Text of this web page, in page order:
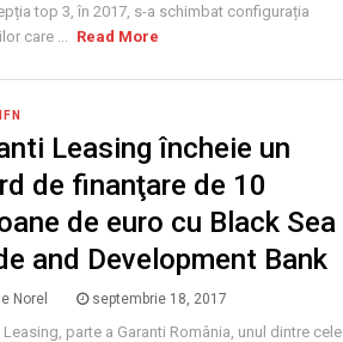
top 3, în 2017, s-a schimbat configurația
care ... Read More
IFN
Leasing încheie un
de finanţare de 10
de euro cu Black Sea
and Development Bank
Norel septembrie 18, 2017
Leasing, parte a Garanti România, unul dintre cele